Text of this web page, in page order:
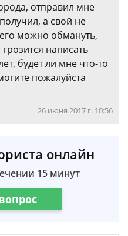
отправил мне
а свой не
можно обмануть,
написать
будет ли мне что-то
пожалуйста
26 июня 2017 г. 10:56
онлайн
15 минут